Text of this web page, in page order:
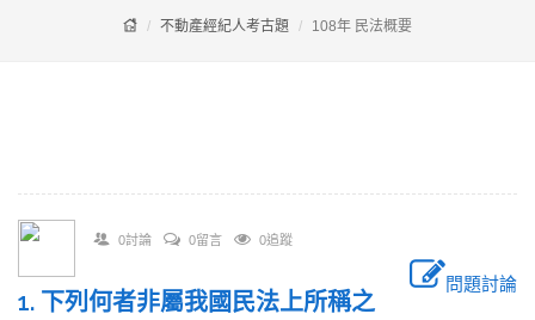
不動產經紀人考古題 108年 民法概要
0討論 0留言 0追蹤
問題討論
1. 下列何者非屬我國民法上所稱之